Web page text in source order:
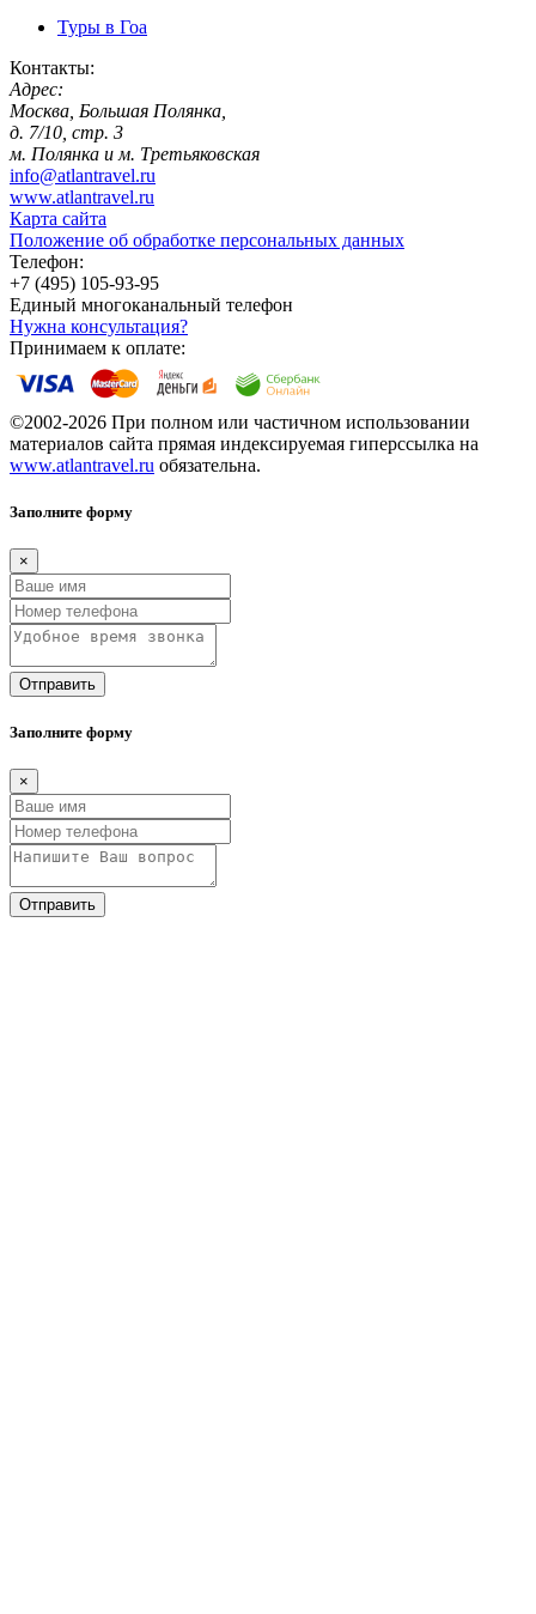
Туры в Гоа
Контакты:
Адрес:
Москва, Большая Полянка,
д. 7/10, стр. 3
м. Полянка и м. Третьяковская
info@atlantravel.ru
www.atlantravel.ru
Карта сайта
Положение об обработке персональных данных
Телефон:
+7 (495) 105-93-95
Единый многоканальный телефон
Нужна консультация?
Принимаем к оплате:
©2002-2026 При полном или частичном использовании
материалов сайта прямая индексируемая гиперссылка на
www.atlantravel.ru обязательна.
Заполните форму
×
Отправить
Заполните форму
×
Отправить